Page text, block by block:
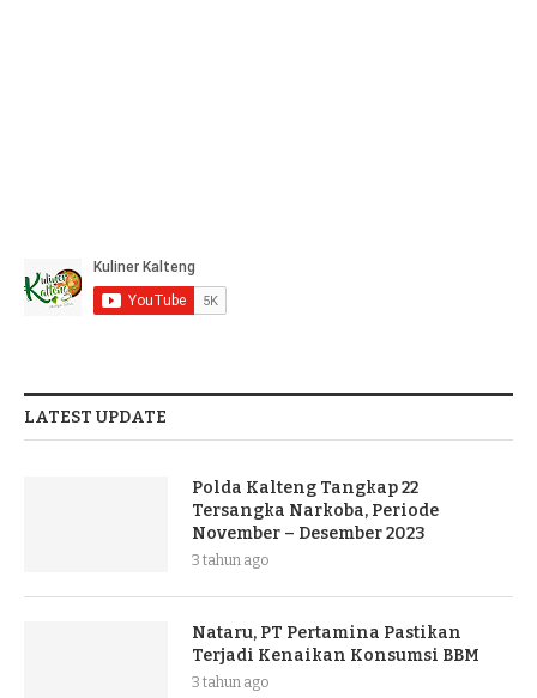
LATEST UPDATE
Polda Kalteng Tangkap 22
Tersangka Narkoba, Periode
November – Desember 2023
3 tahun ago
Nataru, PT Pertamina Pastikan
Terjadi Kenaikan Konsumsi BBM
3 tahun ago